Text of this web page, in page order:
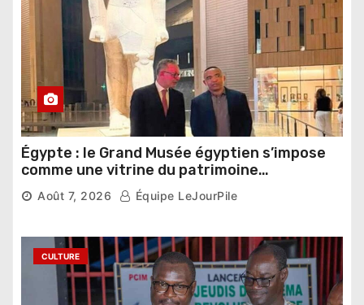
Égypte : le Grand Musée égyptien s’impose
comme une vitrine du patrimoine
pharaonique auprès des dirigeants
étrangers
Août 7, 2026 Équipe LeJourPile
CULTURE